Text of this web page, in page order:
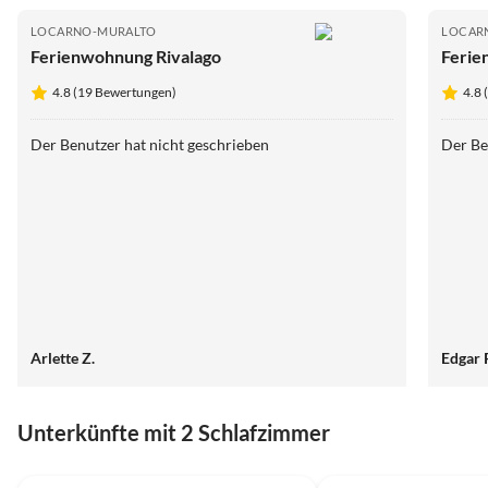
LOCARNO-MURALTO
Ferienwohnung Rivalago
4.8 (19 Bewertungen)
Der Benutzer hat nicht geschrieben
Arlette Z.
4.8
Der
Edgar
Unterkünfte mit 2 Schlafzimmer